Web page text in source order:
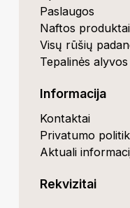
Paslaugos
Naftos produktai
Visų rūšių
Tepalinės alyvos
Informacija
Kontaktai
Privatumo
Aktuali
Rekvizitai